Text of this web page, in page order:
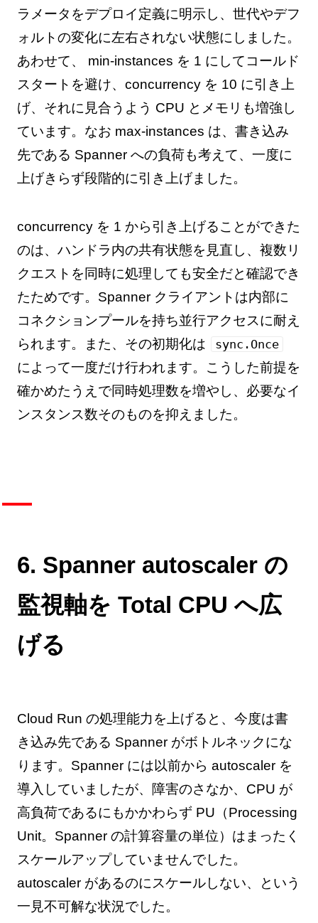
ラメータをデプロイ定義に明示し、世代やデフ
ォルトの変化に左右されない状態にしました。
あわせて、 min-instances を 1 にしてコールド
スタートを避け、concurrency を 10 に引き上
げ、それに見合うよう CPU とメモリも増強し
ています。なお max-instances は、書き込み
先である Spanner への負荷も考えて、一度に
上げきらず段階的に引き上げました。
concurrency を 1 から引き上げることができた
のは、ハンドラ内の共有状態を見直し、複数リ
クエストを同時に処理しても安全だと確認でき
たためです。Spanner クライアントは内部に
コネクションプールを持ち並行アクセスに耐え
られます。また、その初期化は
sync.Once
によって一度だけ行われます。こうした前提を
確かめたうえで同時処理数を増やし、必要なイ
ンスタンス数そのものを抑えました。
6. Spanner autoscaler の
監視軸を Total CPU へ広
げる
Cloud Run の処理能力を上げると、今度は書
き込み先である Spanner がボトルネックにな
ります。Spanner には以前から autoscaler を
導入していましたが、障害のさなか、CPU が
高負荷であるにもかかわらず PU（Processing
Unit。Spanner の計算容量の単位）はまったく
スケールアップしていませんでした。
autoscaler があるのにスケールしない、という
一見不可解な状況でした。